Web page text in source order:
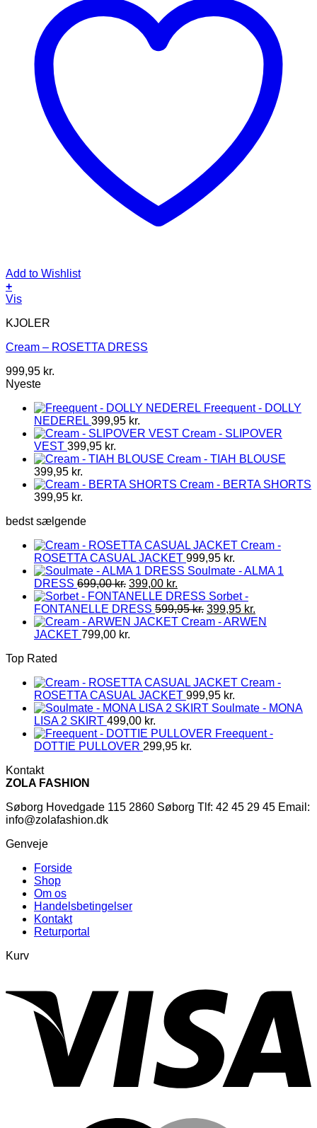
Add to Wishlist
+
Dette
har
varianter.
kan
vælges
varesiden
Vis
KJOLER
Cream – ROSETTA DRESS
999,95 kr.
Nyeste
Freequent - DOLLY
NEDEREL 399,95 kr.
Cream - SLIPOVER
VEST 399,95 kr.
Cream - TIAH BLOUSE
399,95 kr.
Cream - BERTA SHORTS
399,95 kr.
bedst sælgende
Cream -
ROSETTA CASUAL JACKET 999,95 kr.
Soulmate - ALMA 1
DRESS 699,00kr. Den
oprindelige
pris
var:
399,00 kr.
aktuelle
pris
er:
Sorbet -
FONTANELLE DRESS 599,95kr. Den
oprindelige
399,95 kr.
aktuelle
Cream - ARWEN
JACKET 799,00 kr.
Top Rated
Cream -
ROSETTA CASUAL JACKET 999,95 kr.
Soulmate - MONA
LISA 2 SKIRT 499,00 kr.
Freequent -
DOTTIE PULLOVER 299,95 kr.
Kontakt
ZOLA FASHION
Søborg Hovedgade 115 2860 Søborg Tlf: 42 45 29 45 Email:
info@zolafashion.dk
Genveje
Forside
Shop
Om os
Handelsbetingelser
Kontakt
Returportal
Kurv